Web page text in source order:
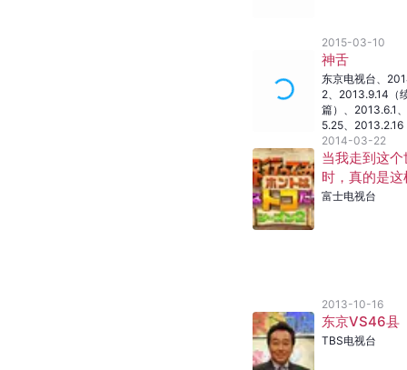
2015-03-10
神舌
东京电视台
2
2013.9.14（
篇）
2013.6.1
5.25
2013.2.16
2014-03-22
当我走到这个
时，真的是这
的！
富士电视台
2013-10-16
东京VS46县
TBS电视台